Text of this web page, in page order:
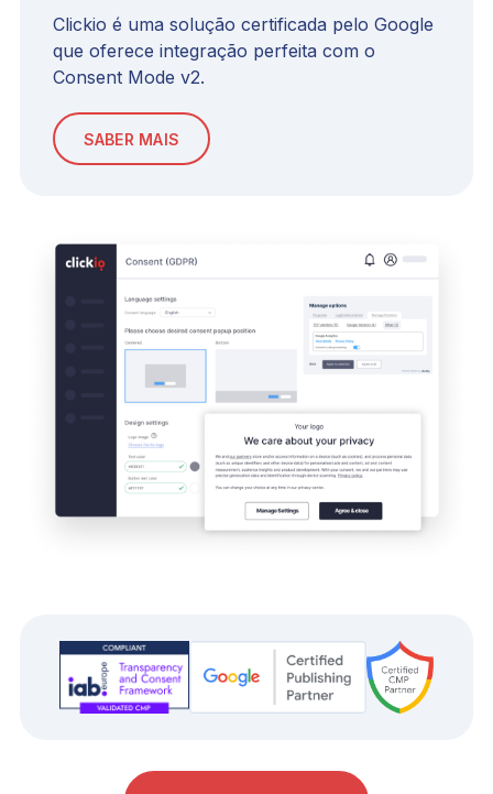
Clickio é uma solução certificada pelo Google
que oferece integração perfeita com o
Consent Mode v2.
SABER MAIS